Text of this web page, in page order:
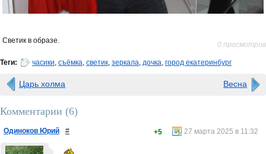
Светик в образе. 0 просмотров
Теги: часики, съёмка, светик, зеркала, дочка, город екатеринбург
Царь холма Весна
Комментарии (6)
Одиноков Юрий # 27 марта 2025 в 11:32
+5